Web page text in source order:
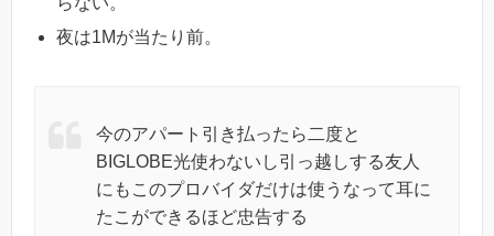
夜は1Mが当たり前。
今のアパート引き払ったら二度と
BIGLOBE光使わないし引っ越しする友人
にもこのプロバイダだけは使うなって耳に
たこができるほど忠告する